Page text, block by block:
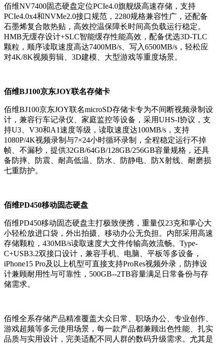
佰维NV7400固态硬盘定位PCIe4.0旗舰级高速存储，支持
PCIe4.0x4和NVMe2.0接口规范，2280规格兼容性广，还配备
石墨烯复合散热贴，高效控温保障长时间高负载运行稳定。
HMB无缓存设计+SLC智能缓存性能高效，配备优选3D-TLC
颗粒，顺序读取速度高达7400MB/s、写入6500MB/s，轻松应
对4K/8K视频剪辑、3D建模、大型游戏等重度场景。
佰维BJ100京东JOY联名存储卡
佰维BJ100京东JOY联名microSD存储卡专为不间断视频录制设
计，兼容行车记录仪、家庭监控等设备，采用UHS-I协议，支
持U3、V30和A1速度等级，读取速度达100MB/s，支持
1080P/4K视频录制与7×24小时循环录制，全程稳定运行不掉
帧、不漏秒，提供32GB/64GB/128GB/256GB容量规格，还具
备防摔、防震、耐高低温、防水、防静电、防X射线、耐磨损
七重防护。
佰维PD450移动固态硬盘
佰维PD450移动固态硬盘主打极致便携，重量仅23克和掌心大
小轻松放进口袋，外出拍摄、移动办公无负担。内部采用高速
存储颗粒，430MB/s读取速度大文件传输高效流畅。Type-
C+USB3.2双接口设计，兼容手机、电脑、平板等多设备，
iPhone15 Pro及以上机型可直接支持ProRes视频外录，防摔设
计兼顾耐用性与可靠性，500GB--2TB容量满足日常备份与存
储需求。
佰维全系存储产品精准覆盖大众日常、职场办公、专业创作、
游戏超频等多元使用场景，每一款产品都兼顾出色性能、扎实
品质与实用设计，完美适配不同人群的数码升级需求。尤其是